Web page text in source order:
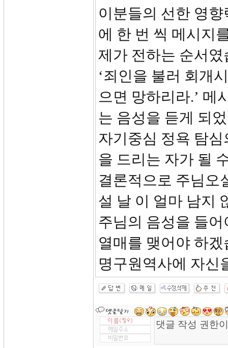
이분들의 선한 영
에 한 번 씩 메시지
제가 전하는 순서였
‘죄인을 불러 회개
으면 망하리라.’ 메
는 음성을 듣게 되
자기중심 정욕 탐
을 드리는 자가 될
결론적으로 주님오
설 날 이 얼마 남지
주님의 음성을 들
열매를 맺어야 하
명구원역사에 자신